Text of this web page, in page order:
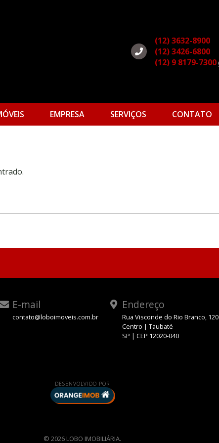
(12) 3632-8900
(12) 3426-6800
(12) 9 8179-7300
EMPRESA SERVIÇOS CONTATO
E-mail
contato@loboimoveis.com.br
Endereço
Rua Visconde do Rio Branco, 120
Centro | Taubaté
SP | CEP 12020-040
DESENVOLVIDO POR
© 2026 LOBO IMOBILIÁRIA.